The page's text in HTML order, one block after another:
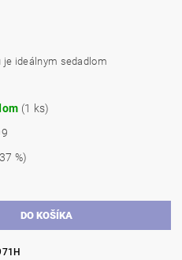
je ideálnym sedadlom
(1 ks)
%)